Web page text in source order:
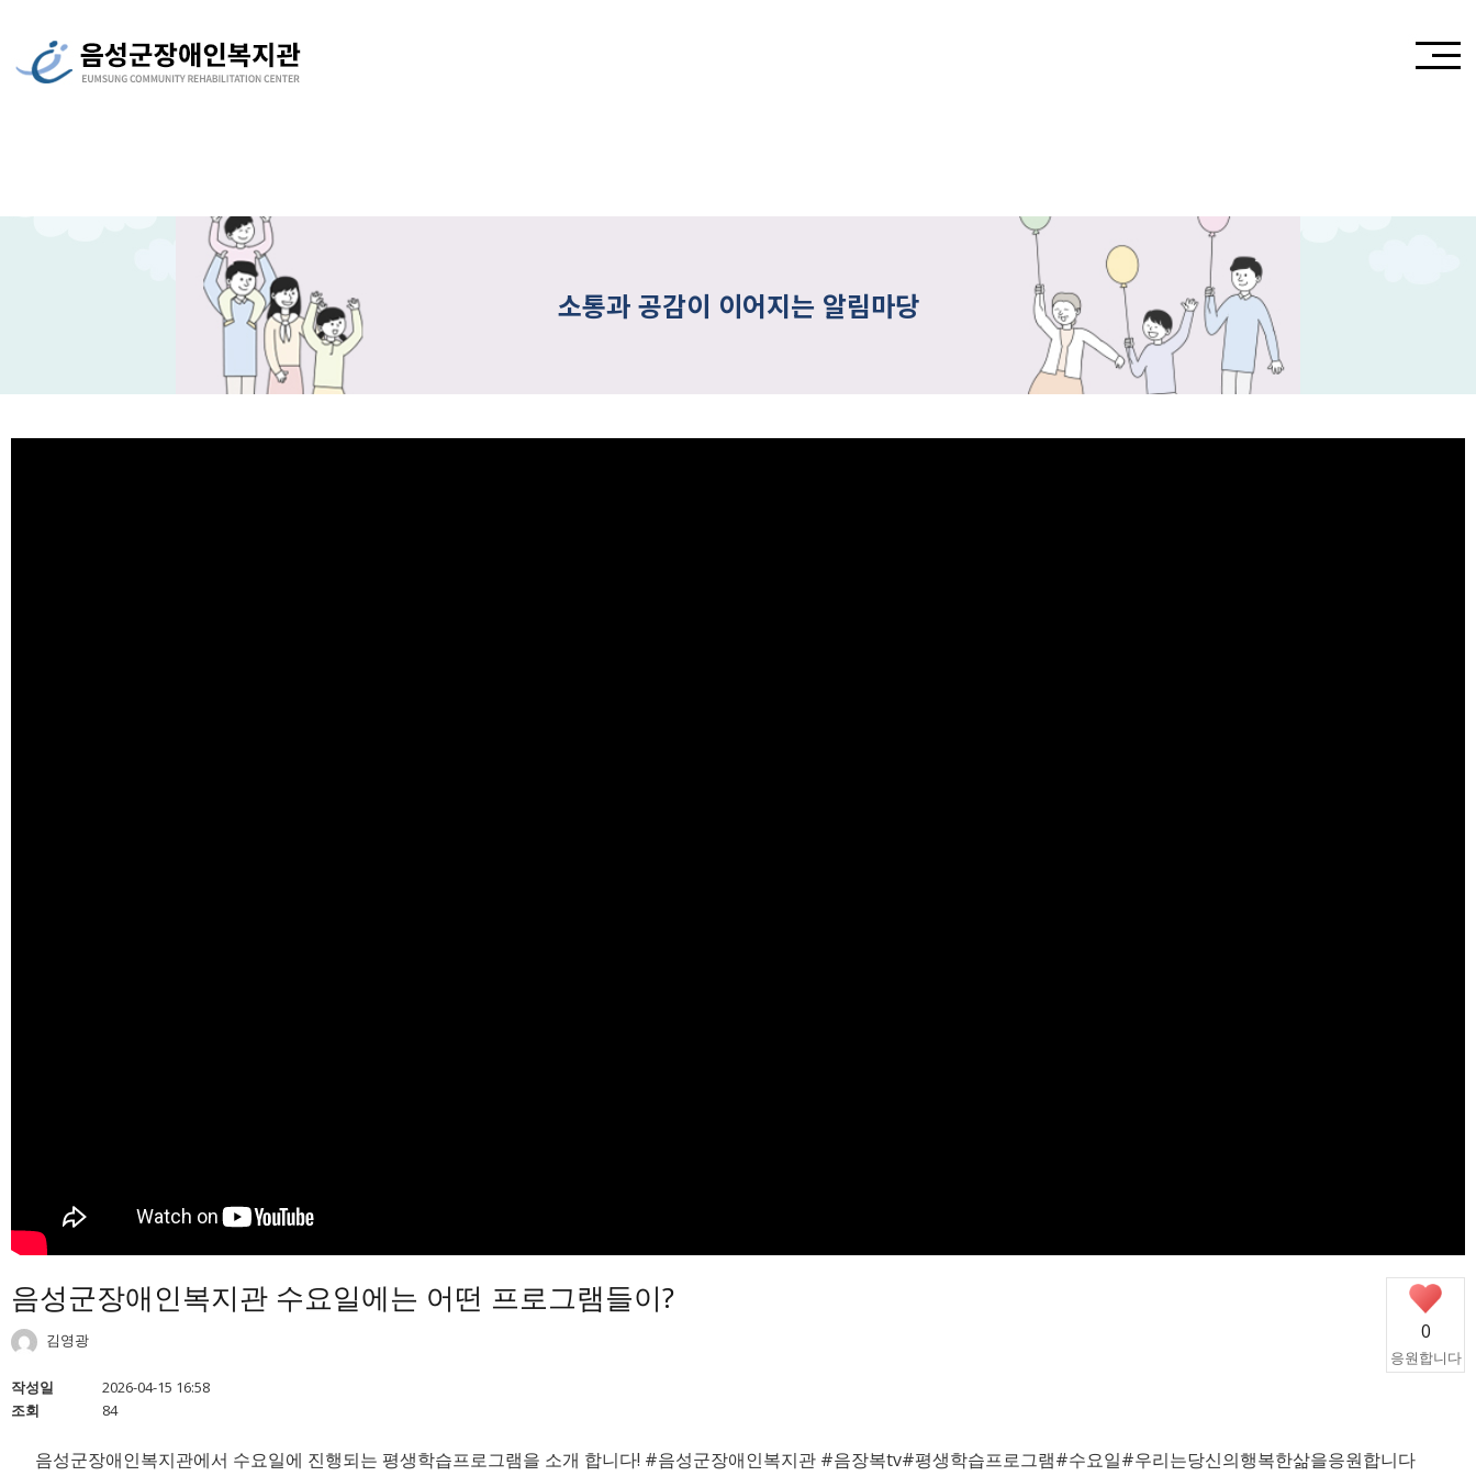
소통과 공감이 이어지는 알림마당
음성군장애인복지관 수요일에는 어떤 프로그램들이?
김영광
작성일
2026-04-15 16:58
조회
84
0
응원합니다
음성군장애인복지관에서 수요일에 진행되는 평생학습프로그램을 소개 합니다! #음성군장애인복지관 #음장복tv#평생학습프로그램#수요일#우리는당신의행복한삶을응원합니다